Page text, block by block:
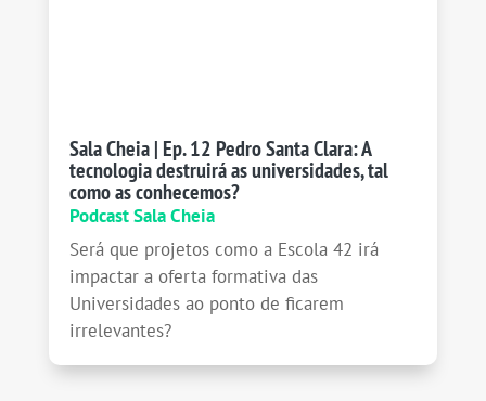
Sala Cheia | Ep. 12 Pedro Santa Clara: A
tecnologia destruirá as universidades, tal
como as conhecemos?
Podcast Sala Cheia
Será que projetos como a Escola 42 irá
impactar a oferta formativa das
Universidades ao ponto de ficarem
irrelevantes?